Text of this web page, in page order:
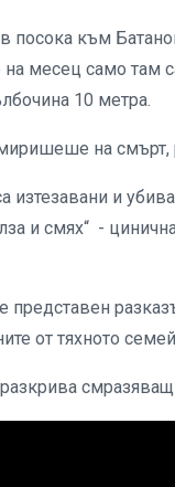
посока към
месец само там
10 метра.
на смърт,
изтезавани и
и смях“ -
представен
от тяхното